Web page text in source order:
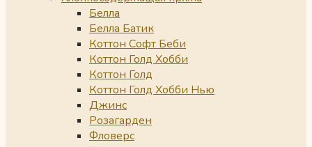
Белла
Белла Батик
Коттон Софт Беби
Коттон Голд Хобби
Коттон Голд
Коттон Голд Хобби Нью
Джинс
Розагарден
Фловерс